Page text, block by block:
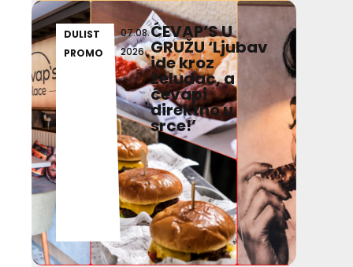
DULIST
PROMO
07.08.
2026
ĆEVAP’S U
GRUŽU ‘Ljubav
ide kroz
želudac, a
ćevapi
direktno u
srce!’